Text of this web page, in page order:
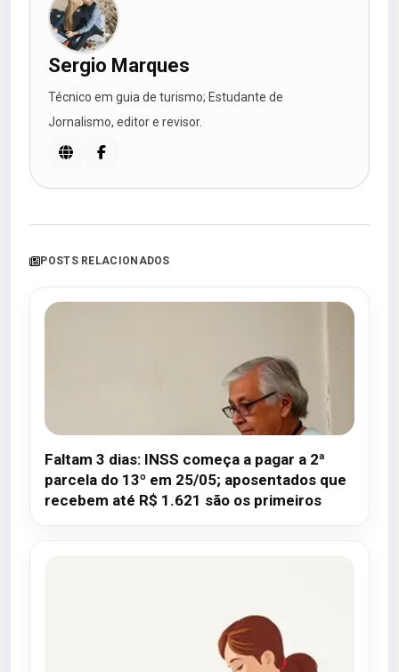
Sergio Marques
Técnico em guia de turismo; Estudante de
Jornalismo, editor e revisor.
POSTS RELACIONADOS
Faltam 3 dias: INSS começa a pagar a 2ª
parcela do 13º em 25/05; aposentados que
recebem até R$ 1.621 são os primeiros